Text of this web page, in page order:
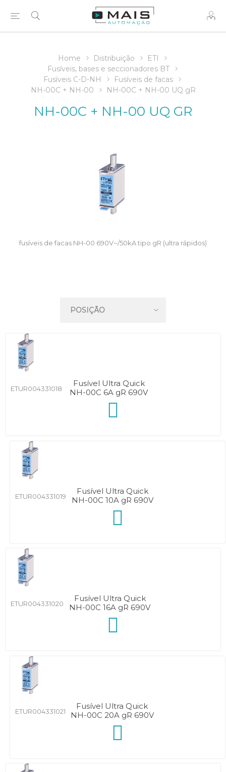
Home Distribuição
ETI
Fusíveis, bases e seccionadores BT
Fusíveis C-D-NH
Fusíveis de facas
NH-00C + NH-00
NH-00C + NH-00 UQ gR
NH-00C + NH-00 UQ GR
fusíveis de facas NH-00 690V~/50kA tipo gR (ultra rápidos)
ETUR004331018
Fusível Ultra Quick
NH-00C 6A gR 690V
ETUR004331019
Fusível Ultra Quick
NH-00C 10A gR 690V
ETUR004331020
Fusível Ultra Quick
NH-00C 16A gR 690V
ETUR004331021
Fusível Ultra Quick
NH-00C 20A gR 690V